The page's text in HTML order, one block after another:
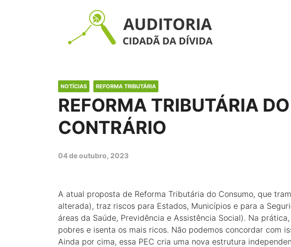
NOTÍCIAS REFORMA TRIBUTÁRIA
REFORMA TRIBUTÁRIA
CONTRÁRIO
04 de outubro, 2023
A atual proposta de Reforma Tributária do Consumo, que
alterada), traz riscos para Estados, Municípios e para a
áreas da Saúde, Previdência e Assistência Social). Na
pobres e isenta os mais ricos. Não podemos concordar com
Ainda por cima, essa PEC cria uma nova estrutura